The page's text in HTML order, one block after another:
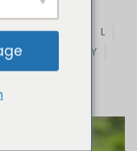
H I J
L
V
Y